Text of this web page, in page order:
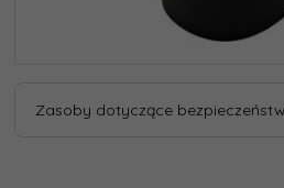
Zasoby dotyczące